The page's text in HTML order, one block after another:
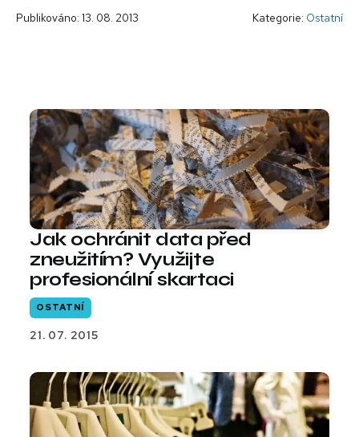
Publikováno: 13. 08. 2013 Kategorie: Ostatní
Jak ochránit data před
zneužitím? Využijte
profesionální skartaci
OSTATNÍ
21. 07. 2015